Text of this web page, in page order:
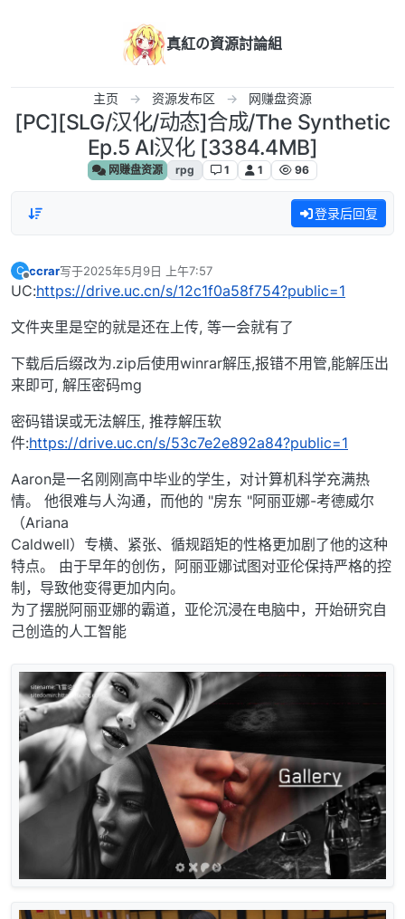
真紅の資源討論組
主页 资源发布区 网赚盘资源
[PC][SLG/汉化/动态]合成/The Synthetic
Ep.5 AI汉化 [3384.4MB]
网赚盘资源 rpg 1 1 96
登录后回复
C
离线
ccrar写于2025年5月9日 上午7:57
最后由 编辑
UC:https://drive.uc.cn/s/12c1f0a58f754?public=1
文件夹里是空的就是还在上传, 等一会就有了
下载后后缀改为.zip后使用winrar解压,报错不用管,能解压出
来即可, 解压密码mg
密码错误或无法解压, 推荐解压软
件:https://drive.uc.cn/s/53c7e2e892a84?public=1
Aaron是一名刚刚高中毕业的学生，对计算机科学充满热
情。 他很难与人沟通，而他的 "房东 "阿丽亚娜-考德威尔
（Ariana
Caldwell）专横、紧张、循规蹈矩的性格更加剧了他的这种
特点。 由于早年的创伤，阿丽亚娜试图对亚伦保持严格的控
制，导致他变得更加内向。
为了摆脱阿丽亚娜的霸道，亚伦沉浸在电脑中，开始研究自
己创造的人工智能